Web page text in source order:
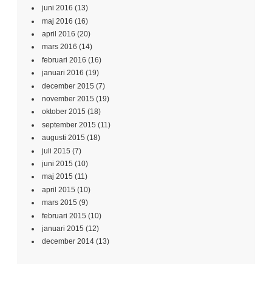
juni 2016 (13)
maj 2016 (16)
april 2016 (20)
mars 2016 (14)
februari 2016 (16)
januari 2016 (19)
december 2015 (7)
november 2015 (19)
oktober 2015 (18)
september 2015 (11)
augusti 2015 (18)
juli 2015 (7)
juni 2015 (10)
maj 2015 (11)
april 2015 (10)
mars 2015 (9)
februari 2015 (10)
januari 2015 (12)
december 2014 (13)